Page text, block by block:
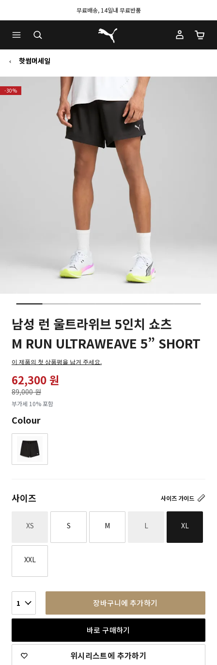
무료배송, 14일내 무료반품
푸마 홈
장바
핫썸머세일
-30%
남성 런 울트라위브 5인치 쇼츠
M RUN ULTRAWEAVE 5” SHORT
이 제품의 첫 상품평을 남겨 주세요.
62,300 원
89,000 원
로
부가세 10% 포함
Colour
사이즈 가이드
사이즈
XS재고없음 S M L XL
XXL
1 장바구니에 추가하기
바로 구매하기
위시리스트에 추가하기